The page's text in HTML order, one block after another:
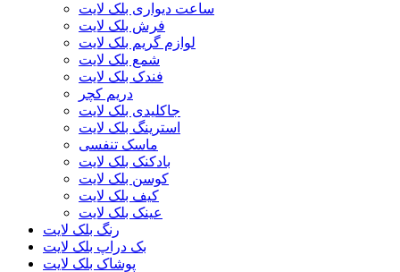
ساعت دیواری بلک لایت
فرش بلک لایت
لوازم گریم بلک لایت
شمع بلک لایت
فندک بلک لایت
دریم کچر
جاکلیدی بلک لایت
استرینگ بلک لایت
ماسک تنفسی
بادکنک بلک لایت
کوسن بلک لایت
کیف بلک لایت
عینک بلک لایت
رنگ بلک لایت
بک دراپ بلک لایت
پوشاک بلک لایت